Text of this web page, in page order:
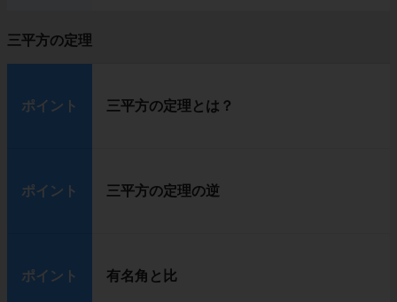
三平方の定理
ポイント 三平方の定理とは？
ポイント 三平方の定理の逆
ポイント 有名角と比